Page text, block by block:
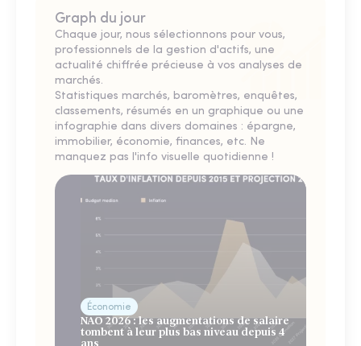
Graph du jour
Chaque jour, nous sélectionnons pour vous,
professionnels de la gestion d'actifs, une
actualité chiffrée précieuse à vos analyses de
marchés.
Statistiques marchés, baromètres, enquêtes,
classements, résumés en un graphique ou une
infographie dans divers domaines : épargne,
immobilier, économie, finances, etc. Ne
manquez pas l'info visuelle quotidienne !
Économie
NAO 2026 : les augmentations de salaire
tombent à leur plus bas niveau depuis 4
ans